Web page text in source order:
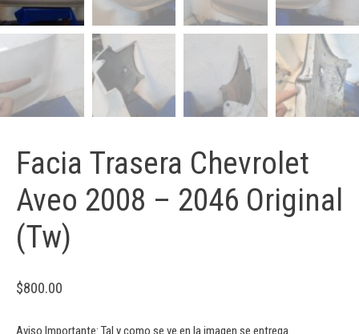
Facia Trasera Chevrolet
Aveo 2008 – 2046 Original
(Tw)
$800.00
Aviso Importante: Tal y como se ve en la imagen se entrega.